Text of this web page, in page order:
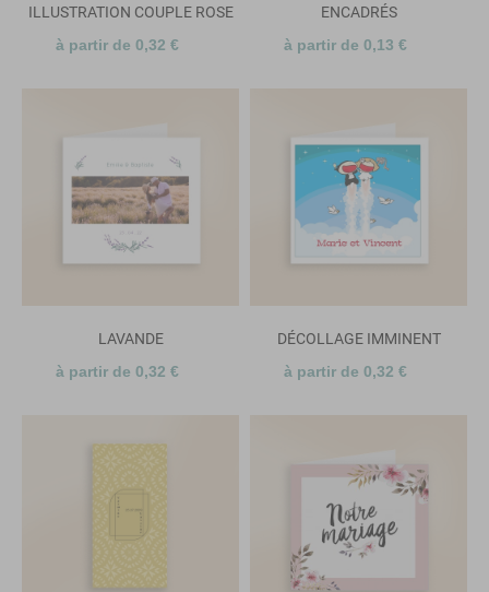
ILLUSTRATION COUPLE ROSE
à partir de 0,32 €
ENCADRÉS
à partir de 0,13 €
LAVANDE
à partir de 0,32 €
DÉCOLLAGE IMMINENT
à partir de 0,32 €